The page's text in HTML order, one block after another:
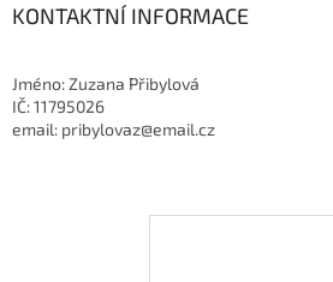
KONTAKTNÍ INFORMACE
Jméno: Zuzana Přibylová
IČ: 11795026
email: pribylovaz@email.cz